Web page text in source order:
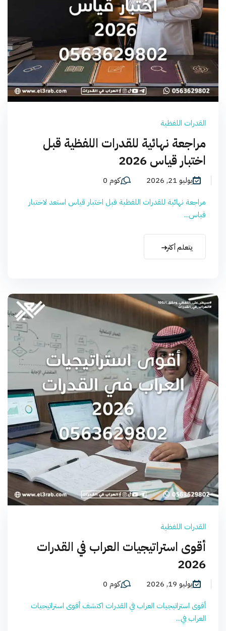
القدرات اللفظية
مراجعة نهائية للقدرات اللفظية قبل
اختبار قياس 2026
يوليو 21, 2026
كوم 0
مراجعة نهائية للقدرات اللفظية قبل اختبار قياس استعد لاختبار
قياس...
يتعلم أكثر
القدرات اللفظية
أقوى استراتيجيات العراب في القدرات
2026
يوليو 19, 2026
كوم 0
أقوى استراتيجيات العراب في القدرات اكتشف أقوى استراتيجيات
العراب في...